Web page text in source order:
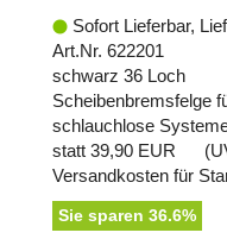
Sofort Lieferbar,
Art.Nr. 622201
schwarz 36 Loch
Scheibenbremsfelge
schlauchlose
statt 39,90 EUR (
Versandkosten für
Sie sparen 36.6%